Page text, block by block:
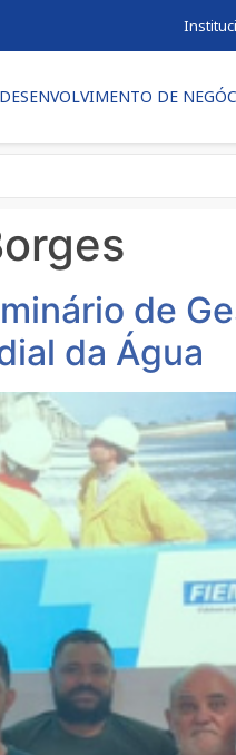
DESENVOLVIMENTO DE
de
da Água